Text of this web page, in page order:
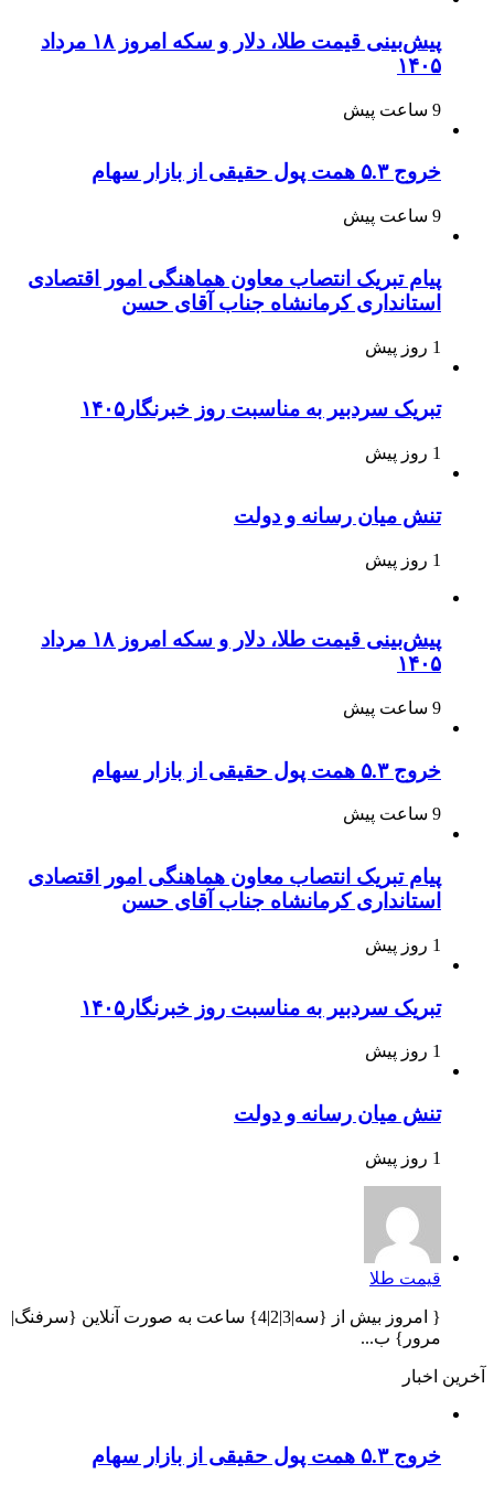
پیش‌بینی قیمت طلا، دلار و سکه امروز ۱۸ مرداد
۱۴۰۵
9 ساعت پیش
خروج ۵.۳ همت پول حقیقی از بازار سهام
9 ساعت پیش
پیام تبریک انتصاب معاون هماهنگی امور اقتصادی
استانداری کرمانشاه جناب آقای حسن
1 روز پیش
تبریک سردبیر به مناسبت روز خبرنگار۱۴۰۵
1 روز پیش
تنش میان رسانه و دولت
1 روز پیش
پیش‌بینی قیمت طلا، دلار و سکه امروز ۱۸ مرداد
۱۴۰۵
9 ساعت پیش
خروج ۵.۳ همت پول حقیقی از بازار سهام
9 ساعت پیش
پیام تبریک انتصاب معاون هماهنگی امور اقتصادی
استانداری کرمانشاه جناب آقای حسن
1 روز پیش
تبریک سردبیر به مناسبت روز خبرنگار۱۴۰۵
1 روز پیش
تنش میان رسانه و دولت
1 روز پیش
قیمت طلا
{ امروز بیش از {سه|3|2|4} ساعت به صورت آنلاین {سرفنگ|
مرور} ب...
آخرین اخبار
خروج ۵.۳ همت پول حقیقی از بازار سهام